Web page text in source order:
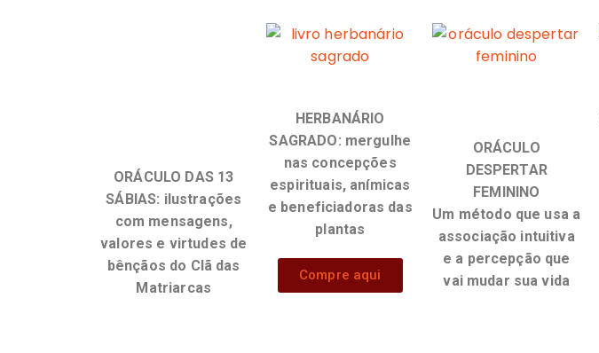
ORÁCULO DAS 13
SÁBIAS: ilustrações
com mensagens,
valores e virtudes de
bênçãos do Clã das
Matriarcas
HERBANÁRIO
SAGRADO: mergulhe
nas concepções
espirituais, anímicas
e beneficiadoras das
plantas
Compre aqui
ORÁCULO
DESPERTAR
FEMININO
Um método que usa a
associação intuitiva
e a percepção que
vai mudar sua vida